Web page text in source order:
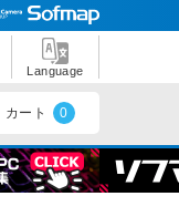
Language
カート 0